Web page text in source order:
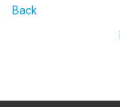
Back